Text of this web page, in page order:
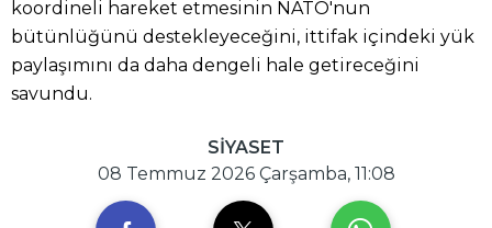
koordineli hareket etmesinin NATO'nun
bütünlüğünü destekleyeceğini, ittifak içindeki yük
paylaşımını da daha dengeli hale getireceğini
savundu.
SİYASET
08 Temmuz 2026 Çarşamba, 11:08